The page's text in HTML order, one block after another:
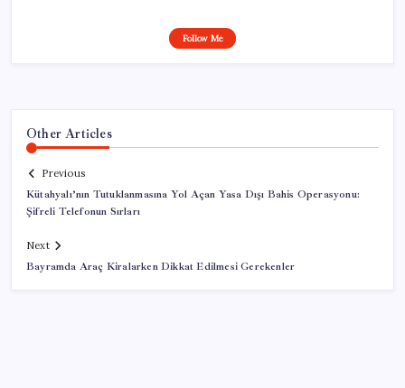
Follow Me
Other Articles
Previous
Kütahyalı’nın Tutuklanmasına Yol Açan Yasa Dışı Bahis Operasyonu:
Şifreli Telefonun Sırları
Next
Bayramda Araç Kiralarken Dikkat Edilmesi Gerekenler